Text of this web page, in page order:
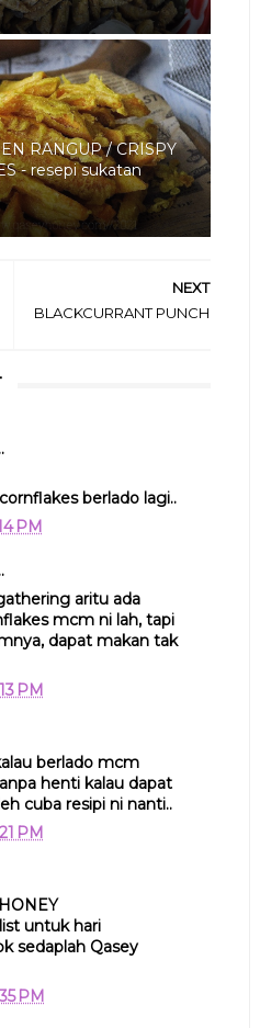
RANGUP / CRISPY
- resepi sukatan
NEXT
BLACKCURRANT PUNCH
berlado lagi..
PM
aritu ada
mcm ni lah, tapi
dapat makan tak
PM
berlado mcm
henti kalau dapat
cuba resipi ni nanti..
PM
untuk hari
sedaplah Qasey
PM